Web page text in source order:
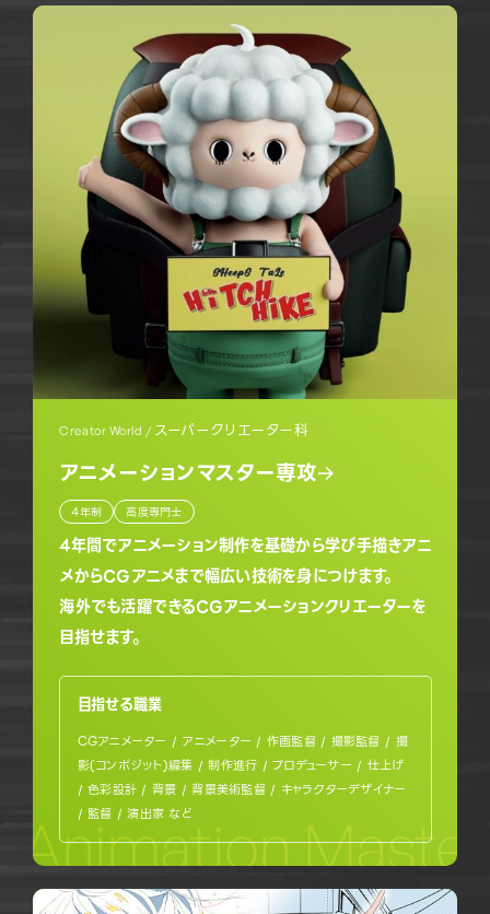
Creator World / スーパークリエーター科
アニメーションマスター専攻
4年制 高度専門士
4年間でアニメーション制作を基礎から学び手描きアニ
メからCGアニメまで幅広い技術を身につけます。
海外でも活躍できるCGアニメーションクリエーターを
目指せます。
目指せる職業
CGアニメーター / アニメーター / 作画監督 / 撮影監督 / 撮
影(コンポジット)編集 / 制作進行 / プロデューサー / 仕上げ
/ 色彩設計 / 背景 / 背景美術監督 / キャラクターデザイナー
/ 監督 / 演出家 など
Animation Master